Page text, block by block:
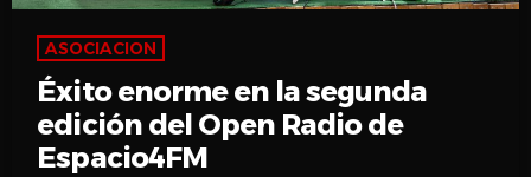
ASOCIACION
Éxito enorme en la segunda
edición del Open Radio de
Espacio4FM